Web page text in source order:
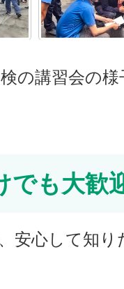
の講習会の様
でも大歓
安心して知り